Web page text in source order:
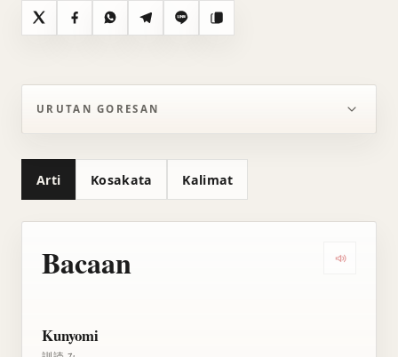
X FacebookWhatsAppTelegramLine Salin
URUTAN GORESAN
Arti Kosakata Kalimat
Bacaan
Kunyomi